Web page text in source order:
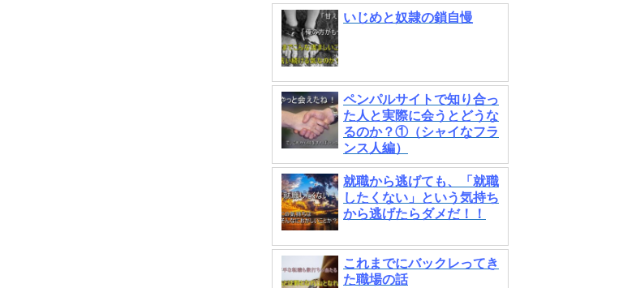
いじめと奴隷の鎖自慢
ペンパルサイトで知り合っ
た人と実際に会うとどうな
るのか？①（シャイなフラ
ンス人編）
就職から逃げても、「就職
したくない」という気持ち
から逃げたらダメだ！！
これまでにバックレってき
た職場の話